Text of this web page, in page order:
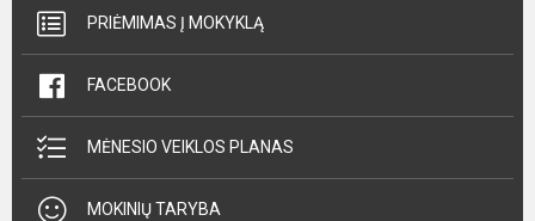
PRIĖMIMAS Į MOKYKLĄ
FACEBOOK
MĖNESIO VEIKLOS PLANAS
MOKINIŲ TARYBA